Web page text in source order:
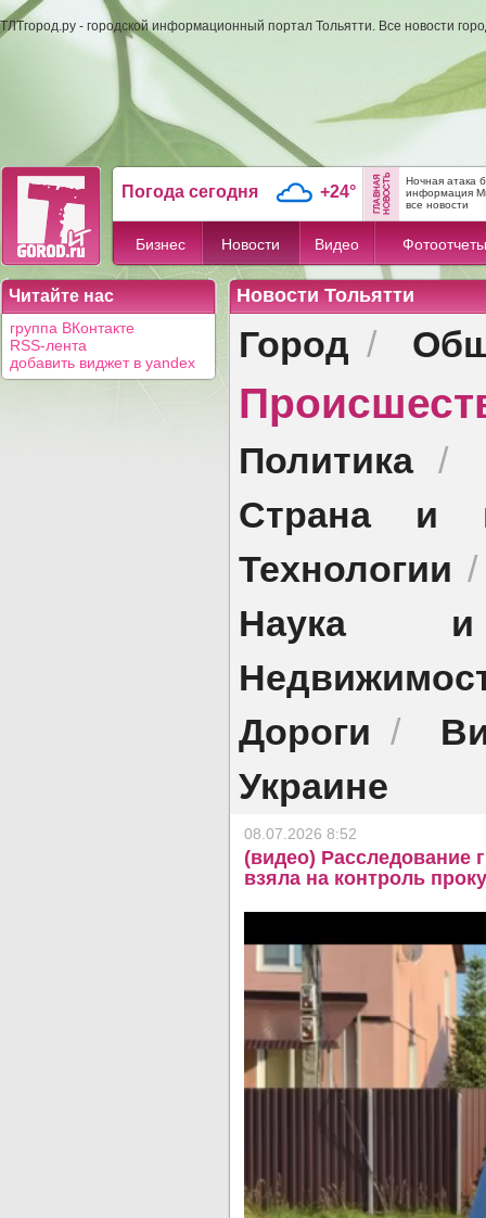
ТЛТгород.ру - городской информационный портал Тольятти. Все новости
Погода сегодня +24°
Ночная атака
информация
все новости
Бизнес Новости Видео Фотоотчеты
Читайте нас
группа ВКонтакте
RSS-лента
добавить виджет в yandex
Новости Тольятти
Город /
Политика/
Страна и
Технологии
Наука и
Дороги /
Украине
08.07.2026 8:52
(видео) Расследование
взяла на контроль